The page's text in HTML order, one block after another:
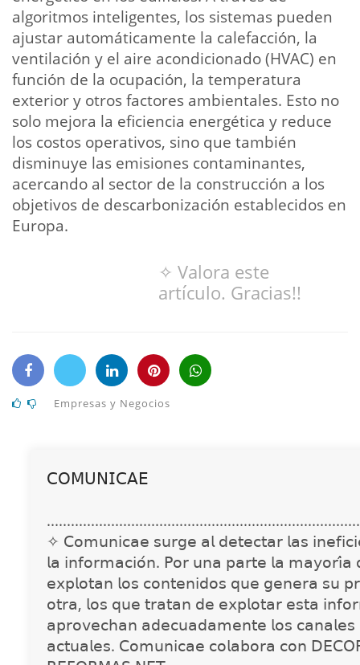
algoritmos inteligentes, los sistemas pueden
ajustar automáticamente la calefacción, la
ventilación y el aire acondicionado (HVAC) en
función de la ocupación, la temperatura
exterior y otros factores ambientales. Esto no
solo mejora la eficiencia energética y reduce
los costos operativos, sino que también
disminuye las emisiones contaminantes,
acercando al sector de la construcción a los
objetivos de descarbonización establecidos en
Europa.
✧ Valora este
artículo. Gracias!!
Empresas y Negocios
𝖢𝖮𝖬𝖴𝖭𝖨𝖢𝖠𝖤
✧ 𝖢𝗈𝗆𝗎𝗇𝗂𝖼𝖺𝖾 𝗌𝗎𝗋𝗀𝖾 𝖺𝗅 𝖽𝖾𝗍𝖾𝖼𝗍𝖺𝗋 𝗅𝖺𝗌
𝗅𝖺 𝗂𝗇𝖿𝗈𝗋𝗆𝖺𝖼𝗂𝗈́𝗇. 𝖯𝗈𝗋 𝗎𝗇𝖺 𝗉𝖺𝗋𝗍𝖾 𝗅𝖺
𝖾𝗑𝗉𝗅𝗈𝗍𝖺𝗇 𝗅𝗈𝗌 𝖼𝗈𝗇𝗍𝖾𝗇𝗂𝖽𝗈𝗌 𝗊𝗎𝖾 𝗀𝖾𝗇𝖾𝗋𝖺 𝗌𝗎
𝗈𝗍𝗋𝖺, 𝗅𝗈𝗌 𝗊𝗎𝖾 𝗍𝗋𝖺𝗍𝖺𝗇 𝖽𝖾 𝖾𝗑𝗉𝗅𝗈𝗍𝖺𝗋 𝖾𝗌𝗍𝖺
𝖺𝗉𝗋𝗈𝗏𝖾𝖼𝗁𝖺𝗇 𝖺𝖽𝖾𝖼𝗎𝖺𝖽𝖺𝗆𝖾𝗇𝗍𝖾 𝗅𝗈𝗌
𝖺𝖼𝗍𝗎𝖺𝗅𝖾𝗌. 𝖢𝗈𝗆𝗎𝗇𝗂𝖼𝖺𝖾 𝖼𝗈𝗅𝖺𝖻𝗈𝗋𝖺 𝖼𝗈𝗇